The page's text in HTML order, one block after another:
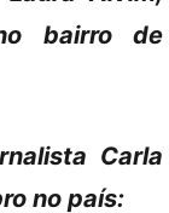
bairro de
Carla
no país: